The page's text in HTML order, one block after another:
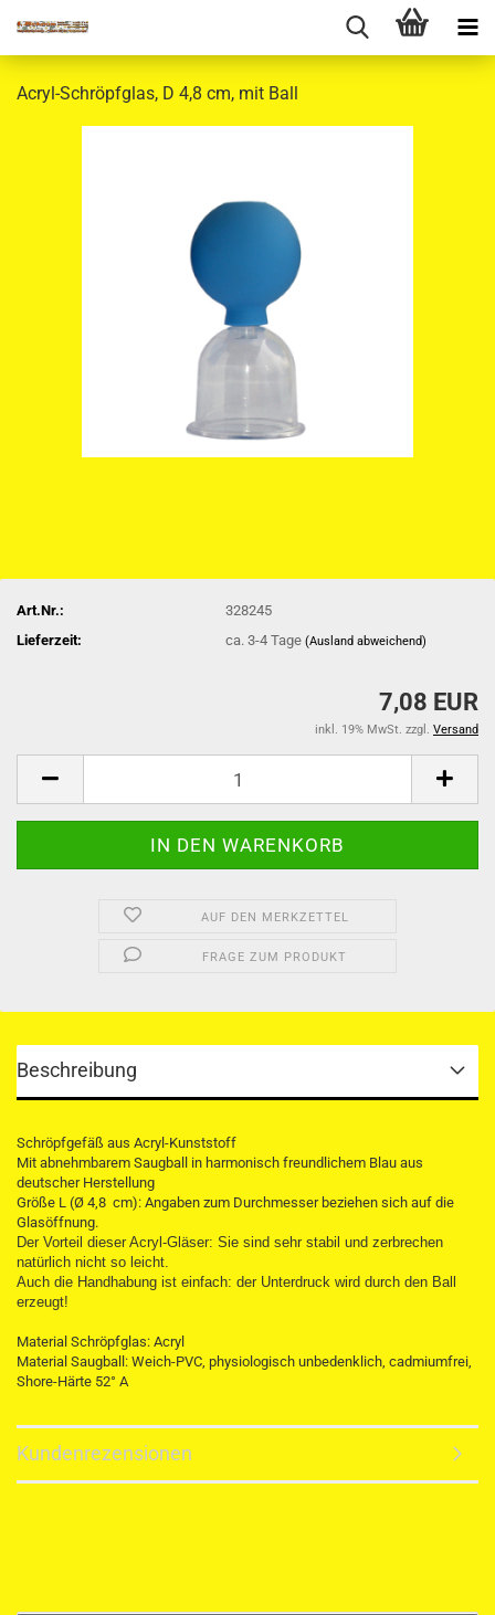
Acryl-Schröpfglas, D 4,8 cm, mit Ball
Art.Nr.:
328245
Lieferzeit:
ca. 3-4 Tage(Ausland abweichend)
7,08 EUR
inkl. 19% MwSt. zzgl. Versand
AUF DEN MERKZETTEL
FRAGE ZUM PRODUKT
Beschreibung
Schröpfgefäß aus Acryl-Kunststoff
Mit abnehmbarem Saugball in harmonisch freundlichem Blau aus
deutscher Herstellung
Größe L (Ø 4,8 cm): Angaben zum Durchmesser beziehen sich auf die
Glasöffnung.
Der Vorteil dieser Acryl-Gläser: Sie sind sehr stabil und zerbrechen
natürlich nicht so leicht.
Auch die Handhabung ist einfach: der Unterdruck wird durch den Ball
erzeugt!
Material Schröpfglas: Acryl
Material Saugball: Weich-PVC, physiologisch unbedenklich, cadmiumfrei,
Shore-Härte 52° A
Kundenrezensionen